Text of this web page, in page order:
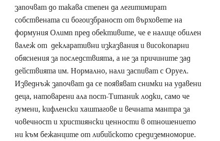
започват до такава степен да легитимират
собствената си богоизбраност от върховете на
формуния Олимп пред обективите, че е налице обилен
валеж от декларативни изказвания и високопарни
обяснения за последствията, а не за причините зад
действията им. Нормално, нали заспиват с Оруел.
Изведнъж започват да се появяват снимки на удавени
деца, натоварени ала пост-Титаник лодки, само че
гумени, кифленски хаштагове и вечната мантра за
човечност и християнски ценности в отношението
ни към бежанците от либийското средиземноморие.